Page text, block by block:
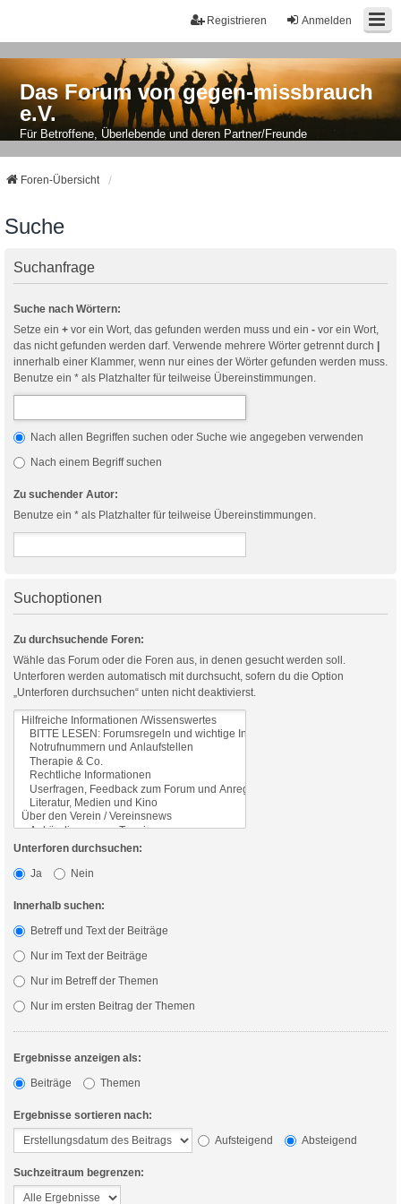
Anmelden
Registrieren
Das Forum von gegen-missbrauch
e.V.
Für Betroffene, Überlebende und deren Partner/Freunde
Foren-Übersicht
Suche
Suchanfrage
Suche nach Wörtern:
Setze ein + vor ein Wort, das gefunden werden muss und ein - vor ein Wort,
das nicht gefunden werden darf. Verwende mehrere Wörter getrennt durch |
innerhalb einer Klammer, wenn nur eines der Wörter gefunden werden muss.
Benutze ein * als Platzhalter für teilweise Übereinstimmungen.
Nach allen Begriffen suchen oder Suche wie angegeben verwenden
Nach einem Begriff suchen
Zu suchender Autor:
Benutze ein * als Platzhalter für teilweise Übereinstimmungen.
Suchoptionen
Zu durchsuchende Foren:
Wähle das Forum oder die Foren aus, in denen gesucht werden soll.
Unterforen werden automatisch mit durchsucht, sofern du die Option
„Unterforen durchsuchen“ unten nicht deaktivierst.
Unterforen durchsuchen:
Ja
Nein
Innerhalb suchen:
Betreff und Text der Beiträge
Nur im Text der Beiträge
Nur im Betreff der Themen
Nur im ersten Beitrag der Themen
Ergebnisse anzeigen als:
Beiträge
Themen
Ergebnisse sortieren nach:
Aufsteigend
Absteigend
Suchzeitraum begrenzen: